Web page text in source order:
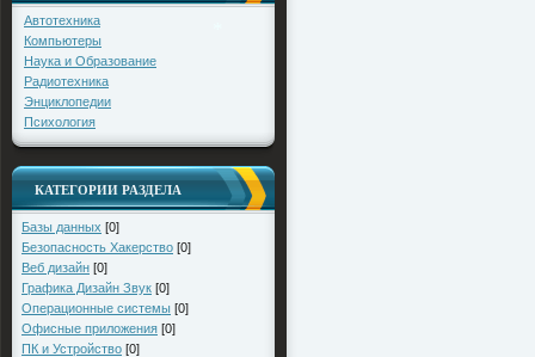
*
*
Автотехника
Компьютеры
Наука и Образование
Радиотехника
Энциклопедии
Психология
КАТЕГОРИИ РАЗДЕЛА
Базы данных [0]
Безопасность Хакерство [0]
Веб дизайн [0]
Графика Дизайн Звук [0]
Операционные системы [0]
Офисные приложения [0]
ПК и Устройство [0]